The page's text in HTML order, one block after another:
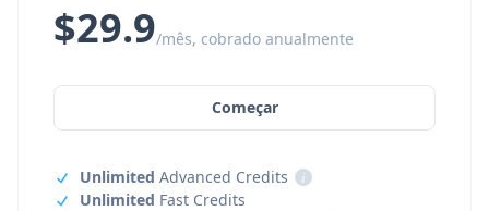
$29.9/mês, cobrado anualmente
Começar
Unlimited Advanced Credits
i
Unlimited Fast Credits